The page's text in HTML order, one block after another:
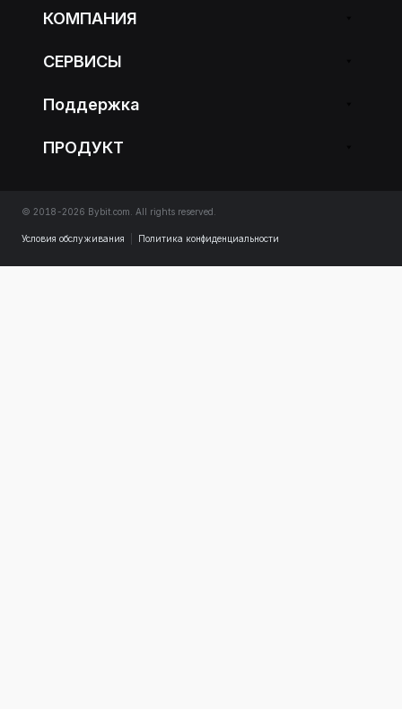
КОМПАНИЯ
СЕРВИСЫ
Поддержка
ПРОДУКТ
© 2018-2026 Bybit.com. All rights reserved.
Условия обслуживания Политика конфиденциальности